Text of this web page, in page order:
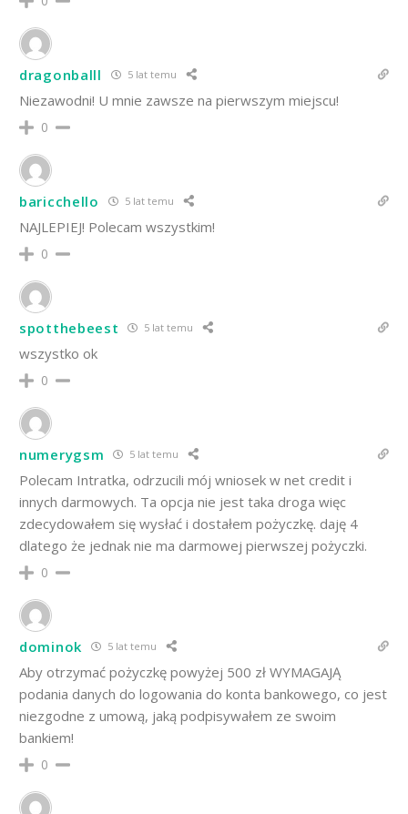
dragonballl 5 lat temu
Niezawodni! U mnie zawsze na pierwszym miejscu!
0
baricchello 5 lat temu
NAJLEPIEJ! Polecam wszystkim!
0
spotthebeest 5 lat temu
wszystko ok
0
numerygsm 5 lat temu
Polecam Intratka, odrzucili mój wniosek w net credit i
innych darmowych. Ta opcja nie jest taka droga więc
zdecydowałem się wysłać i dostałem pożyczkę. daję 4
dlatego że jednak nie ma darmowej pierwszej pożyczki.
0
dominok 5 lat temu
Aby otrzymać pożyczkę powyżej 500 zł WYMAGAJĄ
podania danych do logowania do konta bankowego, co jest
niezgodne z umową, jaką podpisywałem ze swoim
bankiem!
0